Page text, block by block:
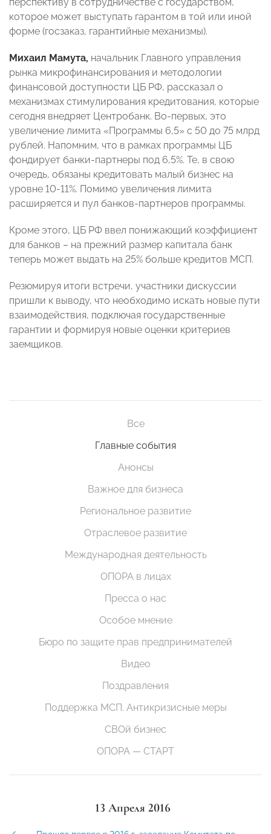
которое может выступать гарантом в той или иной
форме (госзаказ, гарантийные механизмы).
Михаил Мамута, начальник Главного управления
рынка микрофинансирования и методологии
финансовой доступности ЦБ РФ, рассказал о
механизмах стимулирования кредитования, которые
сегодня внедряет Центробанк. Во-первых, это
увеличение лимита «Программы 6,5» с 50 до 75 млрд
рублей. Напомним, что в рамках программы ЦБ
фондирует банки-партнеры под 6,5%. Те, в свою
очередь, обязаны кредитовать малый бизнес на
уровне 10-11%. Помимо увеличения лимита
расширяется и пул банков-партнеров программы.
Кроме этого, ЦБ РФ ввел понижающий коэффициент
для банков – на прежний размер капитала банк
теперь может выдать на 25% больше кредитов МСП.
Резюмируя итоги встречи, участники дискуссии
пришли к выводу, что необходимо искать новые пути
взаимодействия, подключая государственные
гарантии и формируя новые оценки критериев
заемщиков.
Все
Главные события
Анонсы
Важное для бизнеса
Региональное развитие
Отраслевое развитие
Международная деятельность
ОПОРА в лицах
Пресса о нас
Особое мнение
Бюро по защите прав предпринимателей
Видео
Поздравления
Поддержка МСП. Антикризисные меры
СВОй бизнес
ОПОРА — СТАРТ
13 Апреля 2016